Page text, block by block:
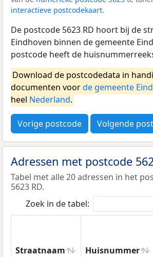
interactieve postcodekaart.
De postcode 5623 RD hoort bij de
Eindhoven binnen de gemeente
postcode heeft de
Download de postcodedata in
documenten voorde gemeente
heel Nederland.
Vorige postcode Volgende
Adressen met postcode
Tabel met alle 20 adressen in het
5623 RD.
Zoek in de tabel:
Straatnaam Huisnummer